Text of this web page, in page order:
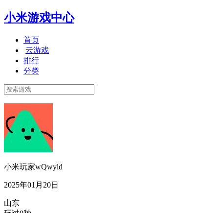
小米游戏中心
首页
云游戏
排行
分类
小米玩家wQwyld
2025年01月20日
山东